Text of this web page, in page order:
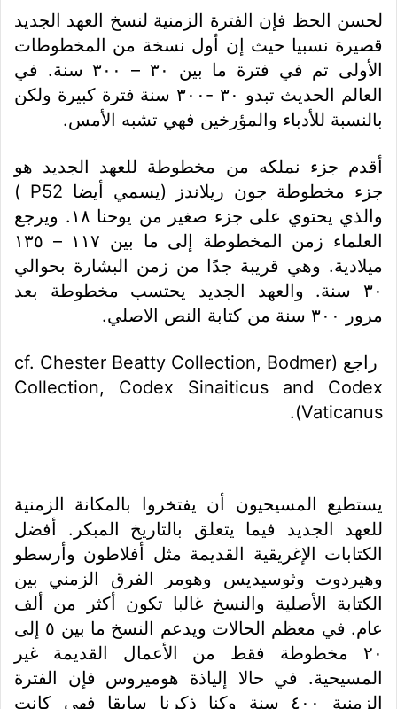
لحسن الحظ فإن الفترة الزمنية لنسخ العهد الجديد
قصيرة نسبيا حيث إن أول نسخة من المخطوطات
الأولى تم في فترة ما بين ٣٠ – ٣٠٠ سنة. في
العالم الحديث تبدو ٣٠ -٣٠٠ سنة فترة كبيرة ولكن
بالنسبة للأدباء والمؤرخين فهي تشبه الأمس.
أقدم جزء نملكه من مخطوطة للعهد الجديد هو
جزء مخطوطة جون ريلاندز (يسمي أيضا P52 )
والذي يحتوي على جزء صغير من يوحنا ١٨. ويرجع
العلماء زمن المخطوطة إلى ما بين ١١٧ – ١٣٥
ميلادية. وهي قريبة جدًا من زمن البشارة بحوالي
٣٠ سنة. والعهد الجديد يحتسب مخطوطة بعد
مرور ٣٠٠ سنة من كتابة النص الاصلي.
راجع (cf. Chester Beatty Collection, Bodmer
Collection, Codex Sinaiticus and Codex
Vaticanus).
يستطيع المسيحيون أن يفتخروا بالمكانة الزمنية
للعهد الجديد فيما يتعلق بالتاريخ المبكر. أفضل
الكتابات الإغريقية القديمة مثل أفلاطون وأرسطو
وهيردوت وثوسيديس وهومر الفرق الزمني بين
الكتابة الأصلية والنسخ غالبا تكون أكثر من ألف
عام. في معظم الحالات ويدعم النسخ ما بين ٥ إلى
٢٠ مخطوطة فقط من الأعمال القديمة غير
المسيحية. في حالا إلياذة هوميروس فإن الفترة
الزمنية ٤٠٠ سنة وكنا ذكرنا سابقا فهي كانت